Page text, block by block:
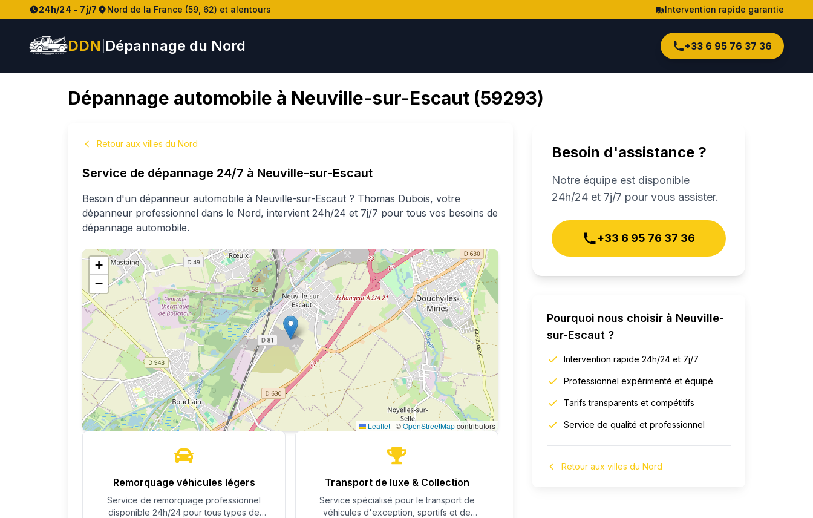
24h/24 - 7j/7 Nord de la France (59, 62) et alentours Intervention rapide garantie
DDN Dépannage du Nord +33 6 95 76 37 36
Dépannage automobile à Neuville-sur-Escaut (59293)
Retour aux villes du Nord
Service de dépannage 24/7 à Neuville-sur-Escaut
Besoin d'un dépanneur automobile à Neuville-sur-Escaut ? Thomas Dubois, votre
dépanneur professionnel dans le Nord, intervient 24h/24 et 7j/7 pour tous vos besoins de
dépannage automobile.
+
−
Leaflet | ©OpenStreetMapcontributors
Remorquage véhicules légers
Service de remorquage professionnel
disponible 24h/24 pour tous types de
Transport de luxe & Collection
Service spécialisé pour le transport de
véhicules d'exception, sportifs et de
Besoin d'assistance ?
Notre équipe est disponible
24h/24 et 7j/7 pour vous assister.
+33 6 95 76 37 36
Pourquoi nous choisir à Neuville-
sur-Escaut ?
Intervention rapide 24h/24 et 7j/7
Professionnel expérimenté et équipé
Tarifs transparents et compétitifs
Service de qualité et professionnel
Retour aux villes du Nord